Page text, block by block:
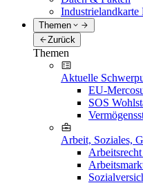
Industrielandkarte
Themen
Zurück
Themen
Aktuelle
EU-
SOS
Arbeit, Soziales,